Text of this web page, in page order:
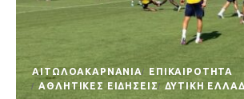
AΙΤΩΛΟΑΚΑΡΝΑΝΊΑ
EΠΙΚΑΙΡΌΤΗΤΑ
ΑΘΛΗΤΙΚΈΣ ΕΙΔΉΣΕΙΣ
ΔΥΤΙΚΉ